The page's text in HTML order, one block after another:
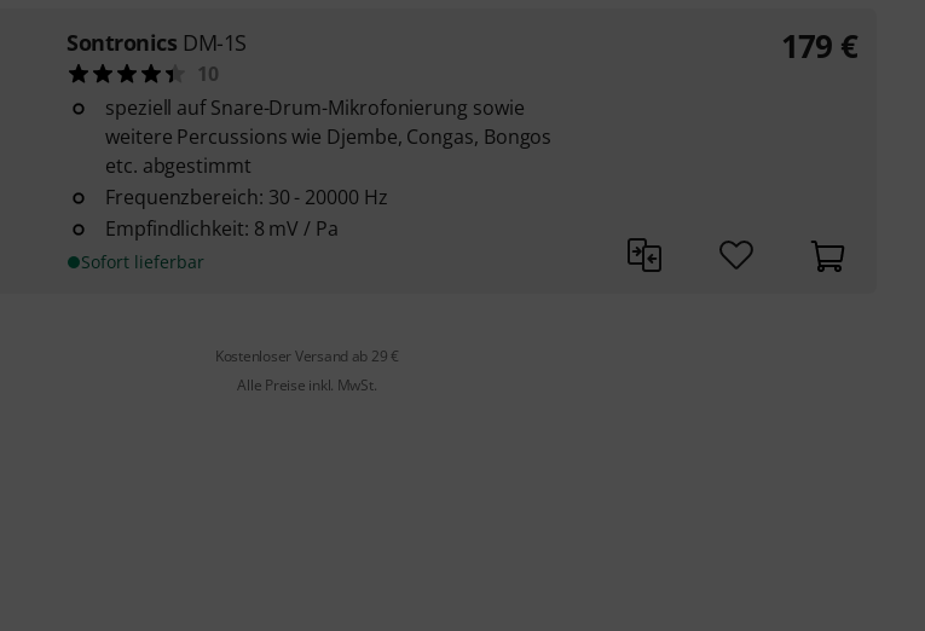
Sontronics DM-1S
10
speziell auf Snare-Drum-Mikrofonierung sowie
weitere Percussions wie Djembe, Congas, Bongos
etc. abgestimmt
Frequenzbereich: 30 - 20000 Hz
Empfindlichkeit: 8 mV / Pa
Sofort lieferbar
179 €
Kostenloser Versand ab 29 €
Alle Preise inkl. MwSt.